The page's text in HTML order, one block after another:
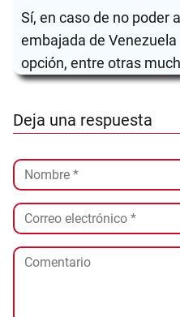
Sí, en caso de no poder
embajada de
opción, entre otras
Deja una respuesta